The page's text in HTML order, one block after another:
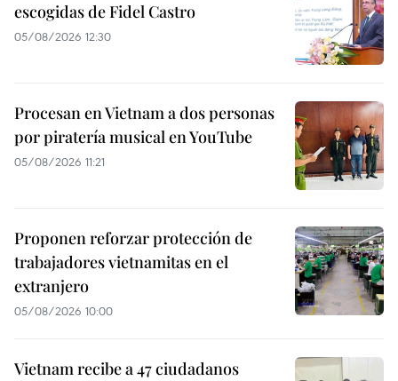
escogidas de Fidel Castro
05/08/2026 12:30
Procesan en Vietnam a dos personas
por piratería musical en YouTube
05/08/2026 11:21
Proponen reforzar protección de
trabajadores vietnamitas en el
extranjero
05/08/2026 10:00
Vietnam recibe a 47 ciudadanos